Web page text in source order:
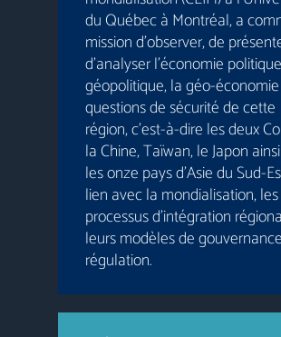
du Québec à Montréal, a
mission d’observer, de
d’analyser l’économie
géopolitique, la géo-
questions de sécurité de cette
région, c’est-à-dire les deux
la Chine, Taïwan, le Japon
les onze pays d’Asie du Sud-
lien avec la mondialisation, les
processus d’intégration
leurs modèles de
régulation.